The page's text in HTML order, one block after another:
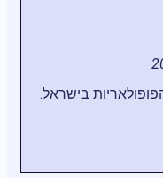
בישראל.